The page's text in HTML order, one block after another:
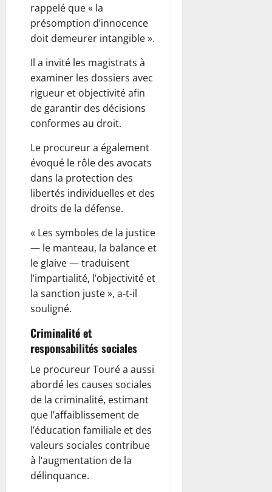
rappelé que « la
présomption d’innocence
doit demeurer intangible ».
Il a invité les magistrats à
examiner les dossiers avec
rigueur et objectivité afin
de garantir des décisions
conformes au droit.
Le procureur a également
évoqué le rôle des avocats
dans la protection des
libertés individuelles et des
droits de la défense.
« Les symboles de la justice
— le manteau, la balance et
le glaive — traduisent
l’impartialité, l’objectivité et
la sanction juste », a-t-il
souligné.
Criminalité et
responsabilités sociales
Le procureur Touré a aussi
abordé les causes sociales
de la criminalité, estimant
que l’affaiblissement de
l’éducation familiale et des
valeurs sociales contribue
à l’augmentation de la
délinquance.